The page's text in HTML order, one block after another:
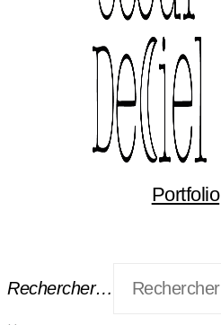
Portfolio
Rechercher…